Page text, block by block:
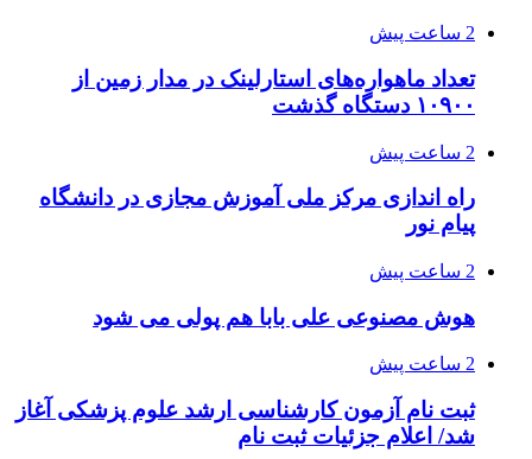
2 ساعت پیش
تعداد ماهواره‌های استارلینک‌ در مدار زمین از
۱۰۹۰۰ دستگاه گذشت
2 ساعت پیش
راه اندازی مرکز ملی آموزش مجازی در دانشگاه
پیام نور
2 ساعت پیش
هوش مصنوعی علی بابا هم پولی می شود
2 ساعت پیش
ثبت نام آزمون کارشناسی ارشد علوم پزشکی آغاز
شد/ اعلام جزئیات ثبت نام